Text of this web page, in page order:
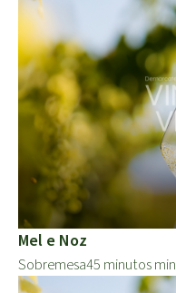
Mel e Noz
Sobremesa45 minutos min